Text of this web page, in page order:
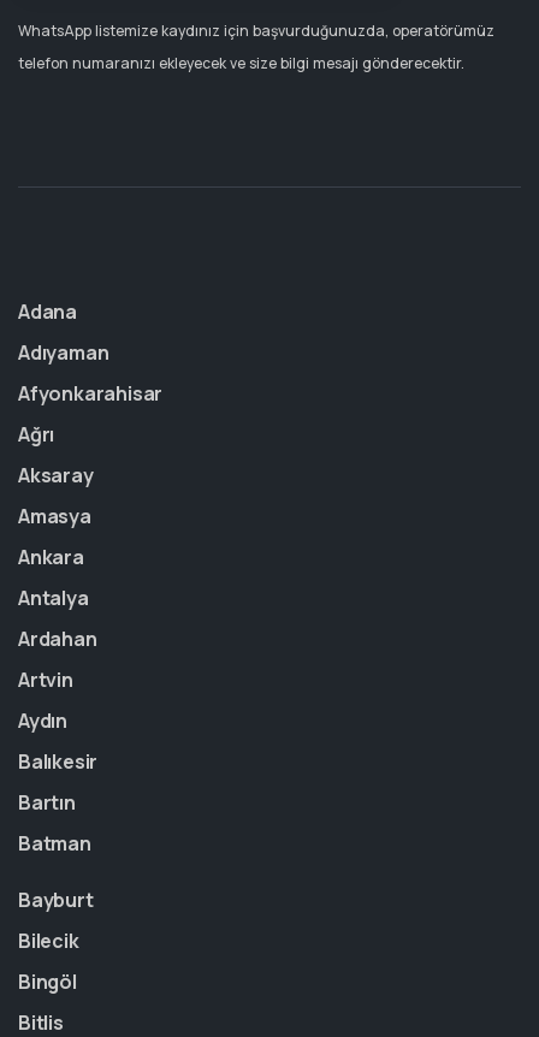
WhatsApp listemize kaydınız için başvurduğunuzda, operatörümüz
telefon numaranızı ekleyecek ve size bilgi mesajı gönderecektir.
Adana
Adıyaman
Afyonkarahisar
Ağrı
Aksaray
Amasya
Ankara
Antalya
Ardahan
Artvin
Aydın
Balıkesir
Bartın
Batman
Bayburt
Bilecik
Bingöl
Bitlis